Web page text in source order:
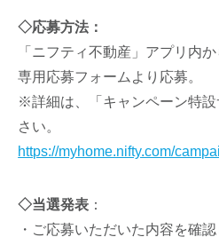
◇応募方法：
「ニフティ不動産」アプリ内
専用応募フォームより応募。
※詳細は、「キャンペーン特
さい。
https://myhome.nifty.com/
◇当選発表 ：
・ご応募いただいた内容を確